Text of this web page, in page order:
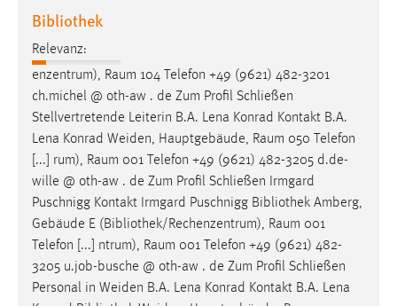
Bibliothek
Relevanz:
enzentrum), Raum 104 Telefon +49 (9621) 482-3201
ch.michel @ oth-aw . de Zum Profil Schließen
Stellvertretende Leiterin B.A. Lena Konrad Kontakt B.A.
Lena Konrad Weiden, Hauptgebäude, Raum 050 Telefon
[...] rum), Raum 001 Telefon +49 (9621) 482-3205 d.de-
wille @ oth-aw . de Zum Profil Schließen Irmgard
Puschnigg Kontakt Irmgard Puschnigg Bibliothek Amberg,
Gebäude E (Bibliothek/Rechenzentrum), Raum 001
Telefon [...] ntrum), Raum 001 Telefon +49 (9621) 482-
3205 u.job-busche @ oth-aw . de Zum Profil Schließen
Personal in Weiden B.A. Lena Konrad Kontakt B.A. Lena